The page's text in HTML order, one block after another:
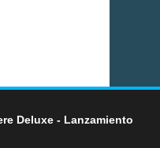
Deluxe - Lanzamiento